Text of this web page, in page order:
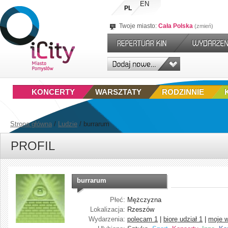
PL
EN
Twoje miasto: Cała Polska zmień
RODZINNIE
WARSZTATY
KONCERTY
Strona główna / Ludzie / burrarum
PROFIL
burrarum
Płeć: Mężczyzna
Lokalizacja: Rzeszów
Wydarzenia: polecam 1 biorę udział 1
moje